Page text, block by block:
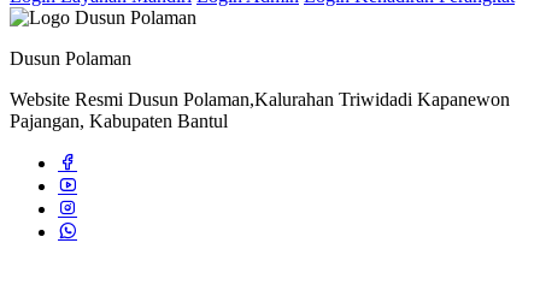
Dusun Polaman
Website Resmi Dusun Polaman,Kalurahan Triwidadi Kapanewon
Pajangan, Kabupaten Bantul